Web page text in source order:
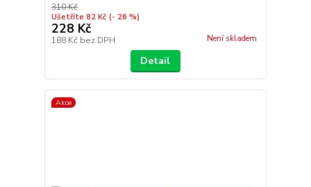
310 Kč
Ušetříte 82 Kč (- 26 %)
228 Kč
188 Kč bez DPH Není skladem
Detail
Akce